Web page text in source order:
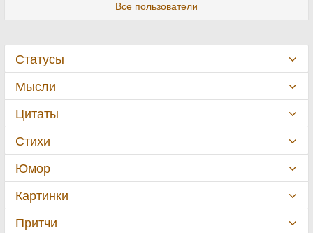
Все пользователи
Статусы
Мысли
Цитаты
Стихи
Юмор
Картинки
Притчи